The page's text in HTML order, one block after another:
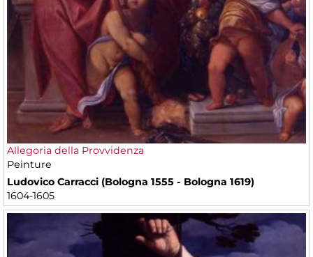
Allegoria della Provvidenza
Peinture
Ludovico Carracci (Bologna 1555 - Bologna 1619)
1604-1605